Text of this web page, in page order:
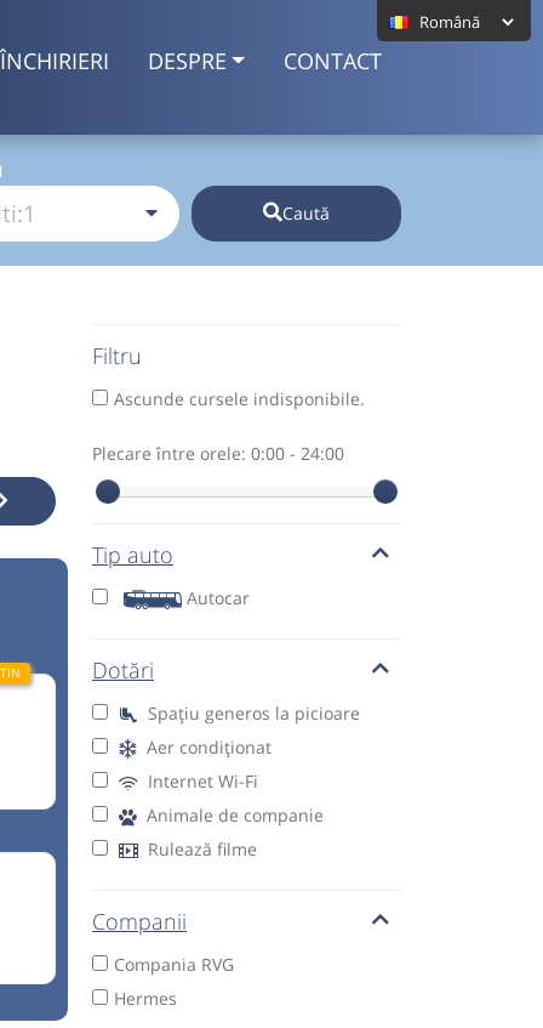
ÎNCHIRIERI DESPRE CONTACT
Caută
Filtru
Ascunde cursele indisponibile.
Plecare între orele: 0:00 - 24:00
Tip auto
Autocar
Dotări
Spațiu generos la picioare
Aer condiționat
Internet Wi-Fi
Animale de companie
Rulează filme
Companii
Compania RVG
Hermes